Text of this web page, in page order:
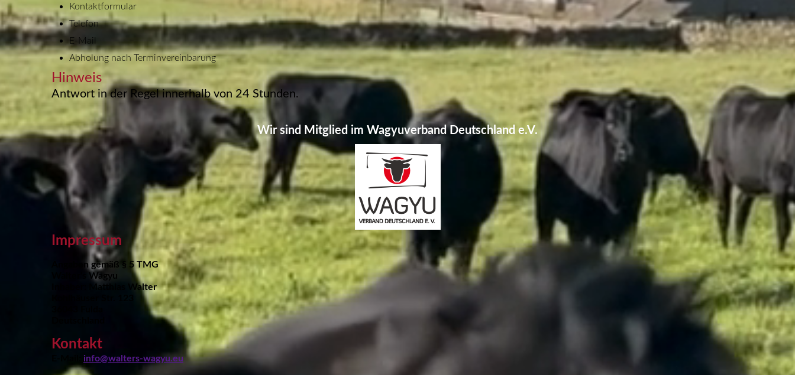
Kontaktformular
Telefon
E-Mail
Abholung nach Terminvereinbarung
Hinweis
Antwort in der Regel innerhalb von 24 Stunden.
Wir sind Mitglied im Wagyuverband Deutschland e.V.
Impressum
Angaben gemäß § 5 TMG
Walter's Wagyu
Inhaber: Matthias Walter
Kontakt
info@walters-wagyu.eu